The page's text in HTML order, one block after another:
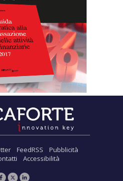
FeedRSS
Pubblicità
Accessibilità